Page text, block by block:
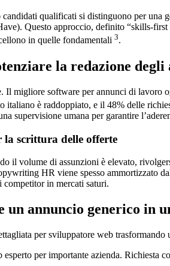
qualificati si distinguono per una
Questo approccio, definito “skills-
in quelle fondamentali 3.
la redazione degli
Il migliore software per annunci di lavoro
italiano è raddoppiato, e il 48% delle
supervisione umana per garantire
la scrittura delle offerte
il volume di assunzioni è elevato,
HR viene spesso ammortizzato
in mercati saturi.
annuncio generico in
per sviluppatore web trasformando
esperto per importante azienda. Richiesta